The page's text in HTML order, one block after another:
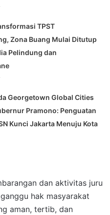
TPST
Zona Buang Mulai Ditutup
Pelindung dan
Georgetown Global Cities
Pramono: Penguatan
Kunci Jakarta Menuju Kota
dan aktivitas juru
hak masyarakat
aman, tertib, dan